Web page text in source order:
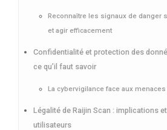
Reconnaître les signaux de danger
et agir efficacement
Confidentialité et protection des
ce qu’il faut savoir
La cybervigilance face aux
Légalité de Raijin Scan : implications
utilisateurs